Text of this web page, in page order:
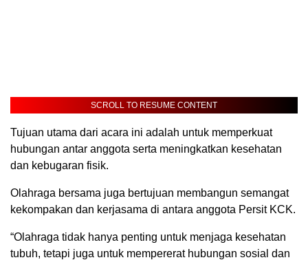
SCROLL TO RESUME CONTENT
Tujuan utama dari acara ini adalah untuk memperkuat
hubungan antar anggota serta meningkatkan kesehatan
dan kebugaran fisik.
Olahraga bersama juga bertujuan membangun semangat
kekompakan dan kerjasama di antara anggota Persit KCK.
“Olahraga tidak hanya penting untuk menjaga kesehatan
tubuh, tetapi juga untuk mempererat hubungan sosial dan